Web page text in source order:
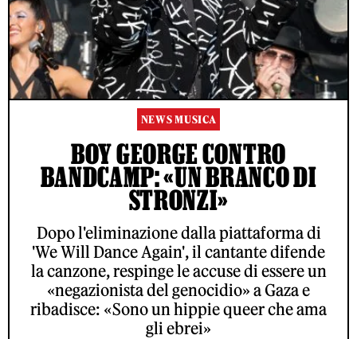
NEWS MUSICA
BOY GEORGE CONTRO
BANDCAMP: «UN BRANCO DI
STRONZI»
Dopo l'eliminazione dalla piattaforma di
'We Will Dance Again', il cantante difende
la canzone, respinge le accuse di essere un
«negazionista del genocidio» a Gaza e
ribadisce: «Sono un hippie queer che ama
gli ebrei»